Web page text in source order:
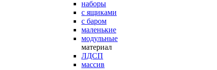
наборы
с ящиками
с баром
маленькие
модульные
материал
ЛДСП
массив